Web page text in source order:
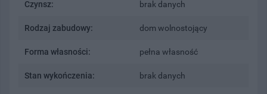
Czynsz: brak danych
Rodzaj zabudowy: dom wolnostojący
Forma własności: pełna własność
Stan wykończenia: brak danych